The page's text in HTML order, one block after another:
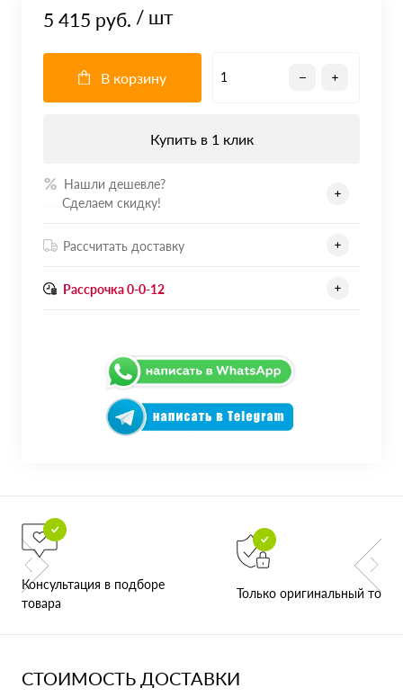
5 415 руб. / шт
В корзину
Купить в 1 клик
Нашли дешевле?
Сделаем скидку!
Рассчитать доставку
Рассрочка 0-0-12
Консультация в подборе
товара
Только оригинальный товар
СТОИМОСТЬ ДОСТАВКИ